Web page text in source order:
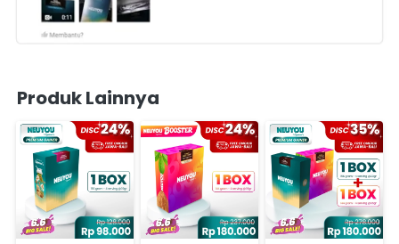
Produk Lainnya